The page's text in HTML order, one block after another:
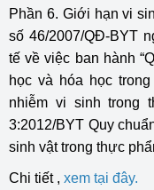
Phần 6. Giới hạn vi
số 46/2007/QĐ-BYT
tế về việc ban hành
học và hóa học
nhiễm vi sinh trong
3:2012/BYT Quy
sinh vật trong thực
Chi tiết , xem tại đây.